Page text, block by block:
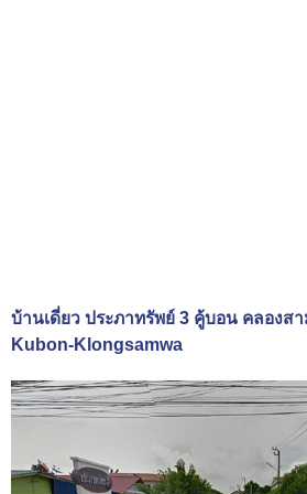
บ้านเดี่ยว ประภาทรัพย์ 3 คู้บอน คลองส
Kubon-Klongsamwa